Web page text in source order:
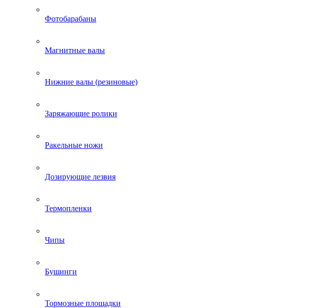
Фотобарабаны
Магнитные валы
Нижние валы (резиновые)
Заряжающие ролики
Ракельные ножи
Дозирующие лезвия
Термопленки
Чипы
Бушинги
Тормозные площадки